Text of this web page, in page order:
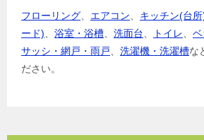
フローリング エアコン キッチン(台所
ード)
浴室・浴槽 洗面台 トイレ
サッシ・網戸・雨戸
洗濯機・洗濯槽な
ださい。